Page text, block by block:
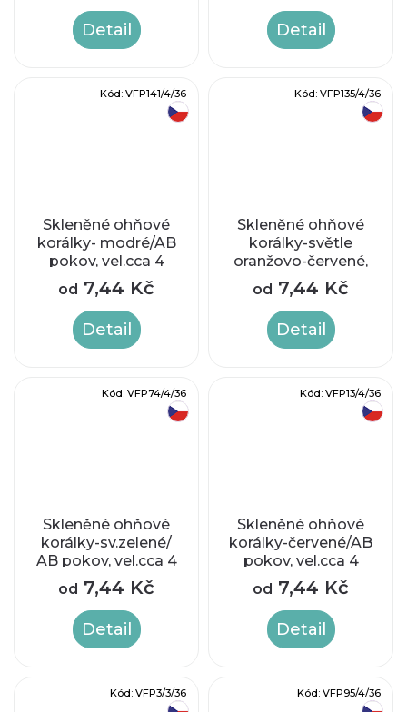
Detail Detail
Skleněné ohňové
korálky- modré/AB
pokov, vel.cca 4
mm
od 7,44 Kč
Detail
Kód: VFP141/4/36
Skleněné ohňové
korálky-světle
oranžovo-červené,
vel.cca 4 mm
od 7,44 Kč
Detail
Kód: VFP135/4/36
Skleněné ohňové
korálky-sv.zelené/
AB pokov, vel.cca 4
mm
od 7,44 Kč
Detail
Kód: VFP74/4/36
Skleněné ohňové
korálky-červené/AB
pokov, vel.cca 4
mm
od 7,44 Kč
Detail
Kód: VFP13/4/36
Kód: VFP3/3/36 Kód: VFP95/4/36